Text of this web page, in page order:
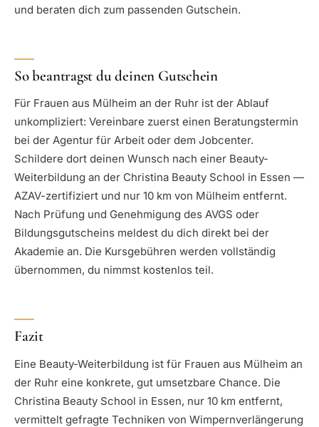
und beraten dich zum passenden Gutschein.
So beantragst du deinen Gutschein
Für Frauen aus Mülheim an der Ruhr ist der Ablauf
unkompliziert: Vereinbare zuerst einen Beratungstermin
bei der Agentur für Arbeit oder dem Jobcenter.
Schildere dort deinen Wunsch nach einer Beauty-
Weiterbildung an der Christina Beauty School in Essen —
AZAV-zertifiziert und nur 10 km von Mülheim entfernt.
Nach Prüfung und Genehmigung des AVGS oder
Bildungsgutscheins meldest du dich direkt bei der
Akademie an. Die Kursgebühren werden vollständig
übernommen, du nimmst kostenlos teil.
Fazit
Eine Beauty-Weiterbildung ist für Frauen aus Mülheim an
der Ruhr eine konkrete, gut umsetzbare Chance. Die
Christina Beauty School in Essen, nur 10 km entfernt,
vermittelt gefragte Techniken von Wimpernverlängerung